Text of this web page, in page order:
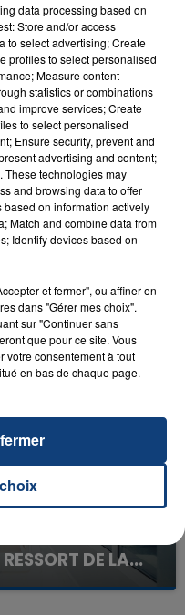
: UNE FEMME ET
LA...
le feu après avoir
bébé de trois mois
DE LA...
la clinique qui a
data processing based on
Store and/or access
to select advertising; Create
profiles to select personalised
Measure content
statistics or combinations
improve services; Create
to select personalised
Ensure security, prevent and
advertising and content;
These technologies may
and browsing data to offer
on information actively
Match and combine data from
Identify devices based on
et fermer", ou affiner en
dans "Gérer mes choix".
sur "Continuer sans
que pour ce site. Vous
votre consentement à tout
en bas de chaque page.